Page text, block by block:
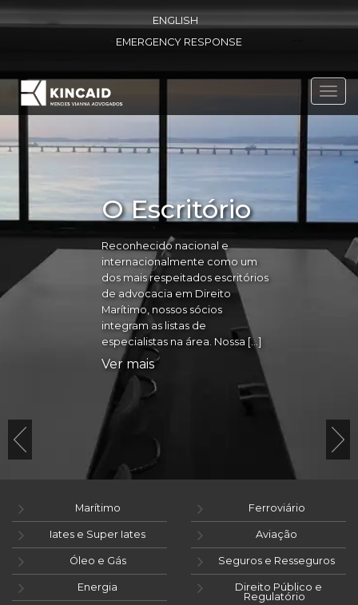
ENGLISH
EMERGENCY RESPONSE
O Escritório
Reconhecido nacional e
internacionalmente como um
dos mais respeitados escritórios
de advocacia em Direito
Marítimo, nossos sócios
integram as listas de
especialistas na área. Nossa […]
Ver mais
Marítimo
Iates e Super Iates
Óleo e Gás
Energia
Ferroviário
Aviação
Seguros e Resseguros
Direito Público e
Regulatório